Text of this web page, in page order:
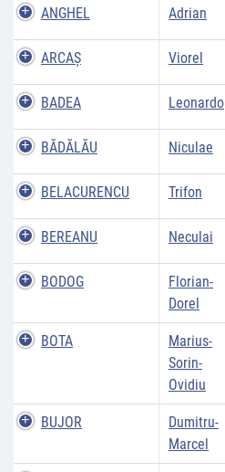
ANGHEL Adrian
ARCAŞ Viorel
BADEA Leonardo
BĂDĂLĂU Niculae
BELACURENCU Trifon
BEREANU Neculai
BODOG
Florian-
Dorel
BOTA
Marius-
Sorin-
Ovidiu
BUJOR
Dumitru-
Marcel